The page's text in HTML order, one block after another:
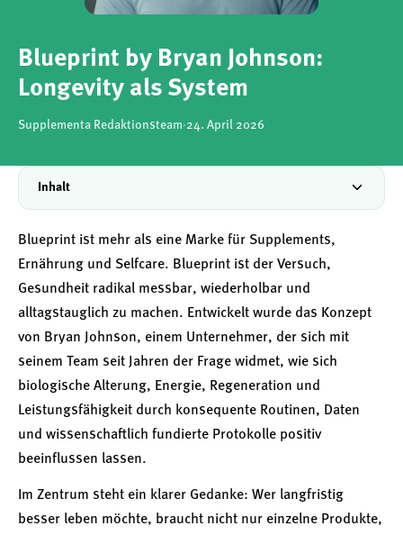
Blueprint by Bryan Johnson:
Longevity als System
Supplementa Redaktionsteam·24. April 2026
Inhalt
Blueprint ist mehr als eine Marke für Supplements,
Ernährung und Selfcare. Blueprint ist der Versuch,
Gesundheit radikal messbar, wiederholbar und
alltagstauglich zu machen. Entwickelt wurde das Konzept
von Bryan Johnson, einem Unternehmer, der sich mit
seinem Team seit Jahren der Frage widmet, wie sich
biologische Alterung, Energie, Regeneration und
Leistungsfähigkeit durch konsequente Routinen, Daten
und wissenschaftlich fundierte Protokolle positiv
beeinflussen lassen.
Im Zentrum steht ein klarer Gedanke: Wer langfristig
besser leben möchte, braucht nicht nur einzelne Produkte,